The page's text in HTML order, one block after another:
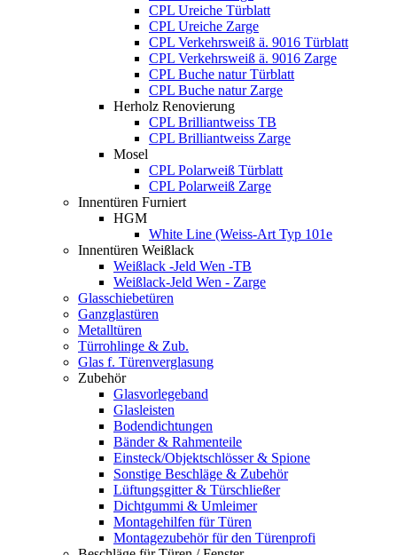
CPL Ureiche Türblatt
CPL Ureiche Zarge
CPL Verkehrsweiß ä. 9016 Türblatt
CPL Verkehrsweiß ä. 9016 Zarge
CPL Buche natur Türblatt
CPL Buche natur Zarge
Herholz Renovierung
CPL Brilliantweiss TB
CPL Brilliantweiss Zarge
Mosel
CPL Polarweiß Türblatt
CPL Polarweiß Zarge
Innentüren Furniert
HGM
White Line (Weiss-Art Typ 101e
Innentüren Weißlack
Weißlack -Jeld Wen -TB
Weißlack-Jeld Wen - Zarge
Glasschiebetüren
Ganzglastüren
Metalltüren
Türrohlinge & Zub.
Glas f. Türenverglasung
Zubehör
Glasvorlegeband
Glasleisten
Bodendichtungen
Bänder & Rahmenteile
Einsteck/Objektschlösser & Spione
Sonstige Beschläge & Zubehör
Lüftungsgitter & Türschließer
Dichtgummi & Umleimer
Montagehilfen für Türen
Montagezubehör für den Türenprofi